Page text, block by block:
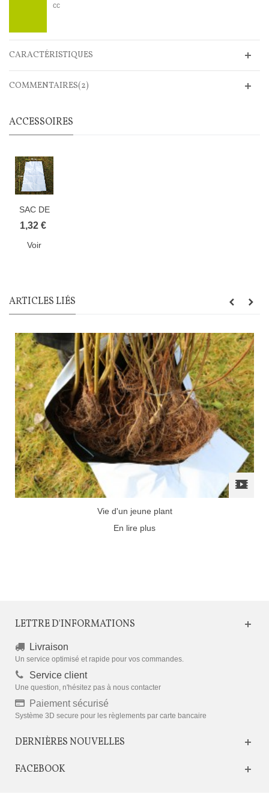
cc
CARACTÉRISTIQUES
COMMENTAIRES(2)
ACCESSOIRES
SAC DE
CONSERVATION
1,32 €
Voir
ARTICLES LIÉS
Vie d'un jeune plant
En lire plus
LETTRE D'INFORMATIONS
Livraison
Un service optimisé et rapide pour vos commandes.
Service client
Une question, n'hésitez pas à nous contacter
Paiement sécurisé
Système 3D secure pour les règlements par carte bancaire
DERNIÈRES NOUVELLES
FACEBOOK